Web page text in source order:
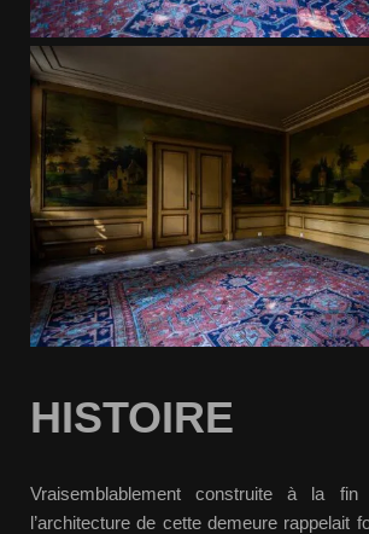
HISTOIRE
Vraisemblablement construite à la
l’architecture de cette demeure rappelait